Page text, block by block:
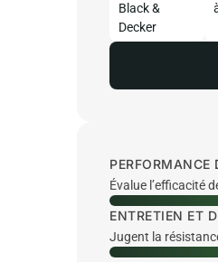
Black &
Decker
PERFORMANCE
Évalue l’efficacité
ENTRETIEN ET
Jugent la